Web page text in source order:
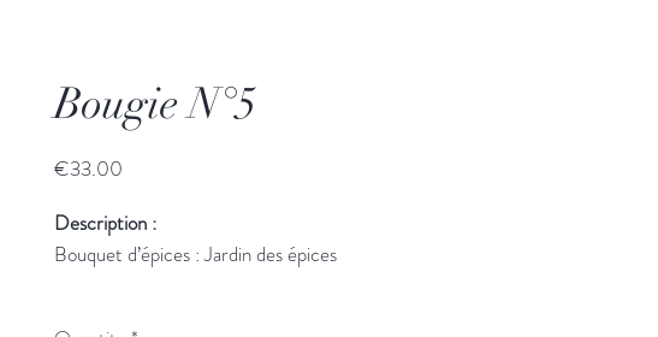
Bougie N°5
€33.00
Description :
Bouquet d’épices : Jardin des épices